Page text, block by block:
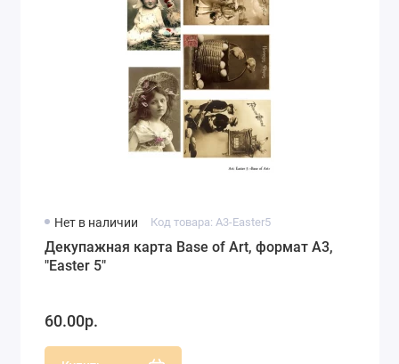
Нет в наличии Код товара: A3-Easter5
Декупажная карта Base of Art, формат А3,
"Easter 5"
60.00р.